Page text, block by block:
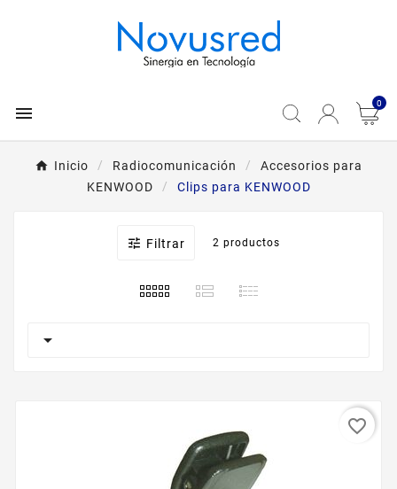
 0
Inicio Radiocomunicación
Accesorios para
KENWOOD
Clips para KENWOOD
 Filtrar 2 productos

favorite_border